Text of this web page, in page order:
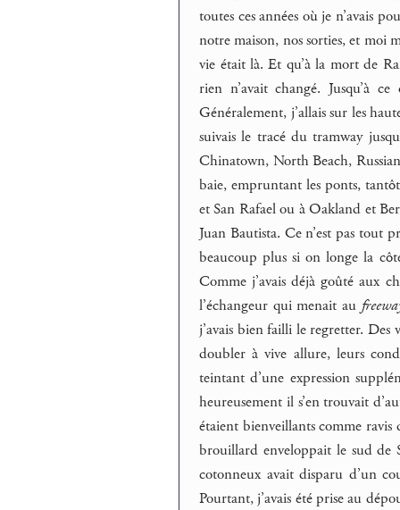
toutes ces années où je n’avais
notre maison, nos sorties, et moi
vie était là. Et qu’à la mort de
rien n’avait changé. Jusqu’à
Généralement, j’allais sur les
suivais le tracé du tramway
Chinatown, North Beach,
baie, empruntant les ponts,
et San Rafael ou à Oakland et
Juan Bautista. Ce n’est pas tout
beaucoup plus si on longe la
Comme j’avais déjà goûté aux
l’échangeur qui menait au
j’avais bien failli le regretter. Des
doubler à vive allure, leurs
teintant d’une expression
heureusement il s’en trouvait
étaient bienveillants comme
brouillard enveloppait le sud de
cotonneux avait disparu d’un
Pourtant, j’avais été prise au